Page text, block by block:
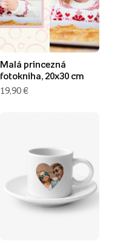
Malá princezná
fotokniha, 20x30 cm
19,90 €